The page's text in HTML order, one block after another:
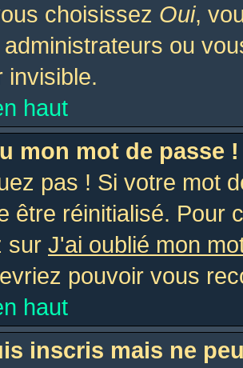
choisissez Oui,
ou
invisible.
haut
mon mot de passe !
pas ! Si votre mot
être réinitialisé. Pour
sur J'ai oublié mon
pouvoir vous
haut
inscris mais ne